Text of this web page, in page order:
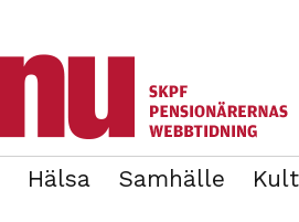
Hälsa Samhälle